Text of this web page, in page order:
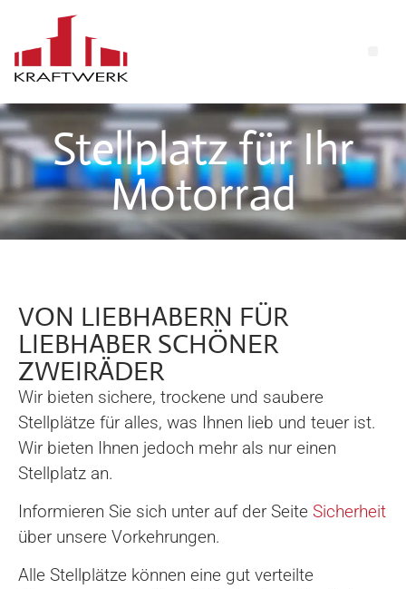
Stellplatz für Ihr
Motorrad
VON LIEBHABERN FÜR
LIEBHABER SCHÖNER
ZWEIRÄDER
Wir bieten sichere, trockene und saubere
Stellplätze für alles, was Ihnen lieb und teuer ist.
Wir bieten Ihnen jedoch mehr als nur einen
Stellplatz an.
Informieren Sie sich unter auf der Seite Sicherheit
über unsere Vorkehrungen.
Alle Stellplätze können eine gut verteilte